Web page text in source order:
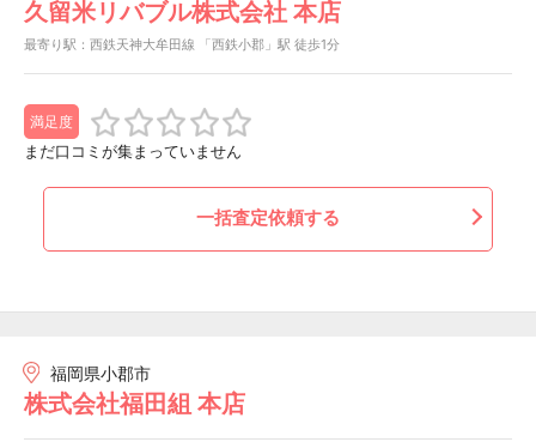
久留米リバブル株式会社 本店
最寄り駅：西鉄天神大牟田線 「西鉄小郡」駅 徒歩1分
満足度
まだ口コミが集まっていません
一括査定依頼する
福岡県小郡市
株式会社福田組 本店